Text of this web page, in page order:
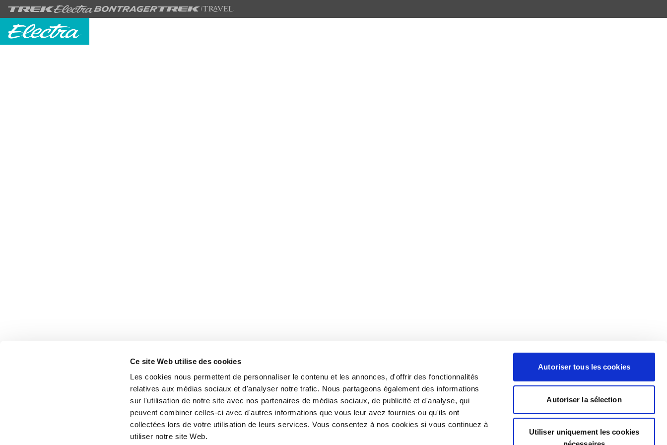
Ce site Web utilise des cookies
Les cookies nous permettent de personnaliser le contenu et les annonces, d'offrir des fonctionnalités
relatives aux médias sociaux et d'analyser notre trafic. Nous partageons également des informations
sur l'utilisation de notre site avec nos partenaires de médias sociaux, de publicité et d'analyse, qui
peuvent combiner celles-ci avec d'autres informations que vous leur avez fournies ou qu'ils ont
collectées lors de votre utilisation de leurs services. Vous consentez à nos cookies si vous continuez à
utiliser notre site Web.
Autoriser tous les cookies
Autoriser la sélection
Utiliser uniquement les cookies